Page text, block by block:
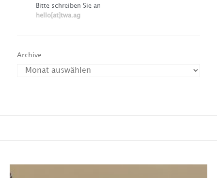
Bitte schreiben Sie an
hello[at]twa.ag
Archive